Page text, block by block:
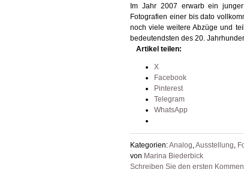
Im Jahr 2007 erwarb ein
Fotografien einer bis dato
noch viele weitere Abzüge und
bedeutendsten des 20.
Artikel teilen:
X
Facebook
Pinterest
Telegram
WhatsApp
Kategorien:Analog,Ausstellung,
von Marina Biederbick
Schreiben Sie den ersten